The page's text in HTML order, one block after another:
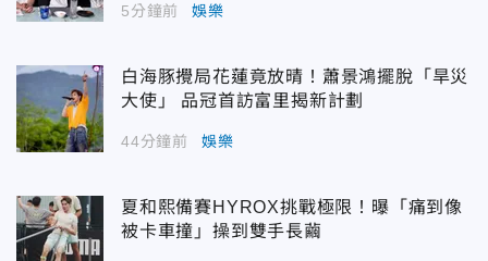
5分鐘前 娛樂
白海豚攪局花蓮竟放晴！蕭景鴻擺脫「旱災
大使」 品冠首訪富里揭新計劃
44分鐘前 娛樂
夏和熙備賽HYROX挑戰極限！曝「痛到像
被卡車撞」操到雙手長繭